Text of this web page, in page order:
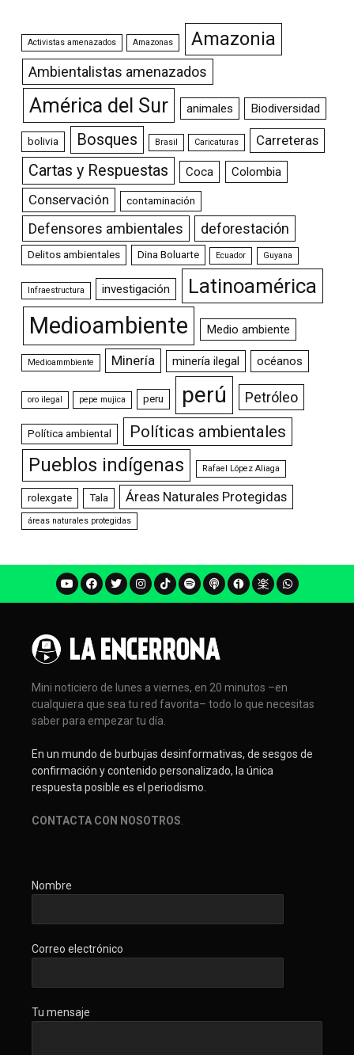
Activistas amenazados Amazonas Amazonia
Ambientalistas amenazados
América del Sur animales Biodiversidad
bolivia Bosques Brasil Caricaturas Carreteras
Cartas y Respuestas Coca Colombia
Conservación contaminación
Defensores ambientales deforestación
Delitos ambientales Dina Boluarte Ecuador Guyana
Infraestructura investigación Latinoamérica
Medioambiente Medio ambiente
Medioammbiente Minería minería ilegal océanos
oro ilegal pepe mujica peru perú Petróleo
Política ambiental Políticas ambientales
Pueblos indígenas Rafael López Aliaga
rolexgate Tala Áreas Naturales Protegidas
áreas naturales protegidas
Mini noticiero de lunes a viernes, en 20 minutos –en
cualquiera que sea tu red favorita– todo lo que necesitas
saber para empezar tu día.
En un mundo de burbujas desinformativas, de sesgos de
confirmación y contenido personalizado, la única
respuesta posible es el periodismo.
CONTACTA CON NOSOTROS
Nombre
Correo electrónico
Tu mensaje